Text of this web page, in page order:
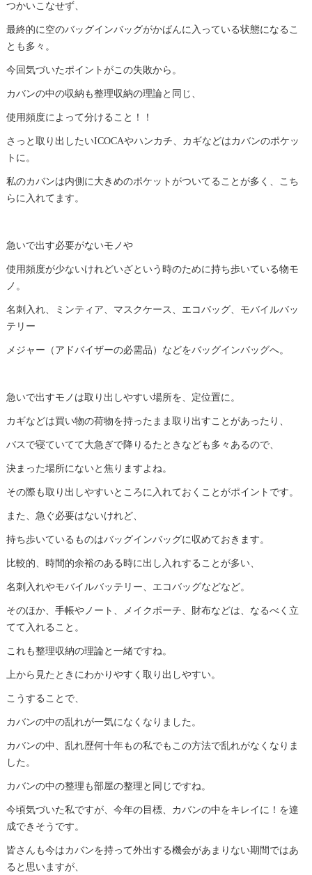
つかいこなせず、
最終的に空のバッグインバッグがかばんに入っている状態になるこ
とも多々。
今回気づいたポイントがこの失敗から。
カバンの中の収納も整理収納の理論と同じ、
使用頻度によって分けること！！
さっと取り出したいICOCAやハンカチ、カギなどはカバンのポケッ
トに。
私のカバンは内側に大きめのポケットがついてることが多く、こち
らに入れてます。
急いで出す必要がないモノや
使用頻度が少ないけれどいざという時のために持ち歩いている物モ
ノ。
名刺入れ、ミンティア、マスクケース、エコバッグ、モバイルバッ
テリー
メジャー（アドバイザーの必需品）などをバッグインバッグへ。
急いで出すモノは取り出しやすい場所を、定位置に。
カギなどは買い物の荷物を持ったまま取り出すことがあったり、
バスで寝ていてて大急ぎで降りるたときなども多々あるので、
決まった場所にないと焦りますよね。
その際も取り出しやすいところに入れておくことがポイントです。
また、急ぐ必要はないけれど、
持ち歩いているものはバッグインバッグに収めておきます。
比較的、時間的余裕のある時に出し入れすることが多い、
名刺入れやモバイルバッテリー、エコバッグなどなど。
そのほか、手帳やノート、メイクポーチ、財布などは、なるべく立
てて入れること。
これも整理収納の理論と一緒ですね。
上から見たときにわかりやすく取り出しやすい。
こうすることで、
カバンの中の乱れが一気になくなりました。
カバンの中、乱れ歴何十年もの私でもこの方法で乱れがなくなりま
した。
カバンの中の整理も部屋の整理と同じですね。
今頃気づいた私ですが、今年の目標、カバンの中をキレイに！を達
成できそうです。
皆さんも今はカバンを持って外出する機会があまりない期間ではあ
ると思いますが、